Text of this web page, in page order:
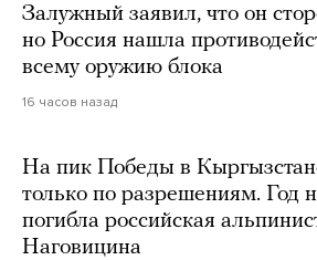
Залужный заявил, что он
но Россия нашла
всему оружию блока
16 часов назад
На пик Победы в
только по разрешениям. Год
погибла российская
Наговицина